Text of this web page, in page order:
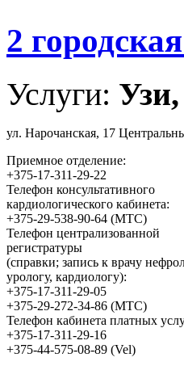
2
Услуги:
ул. Нарочанская, 17
Приемное отделение:
+375-17-311-29-22
Телефон консультативного
кардиологического кабинета:
+375-29-538-90-64 (МТС)
Телефон централизованной
регистратуры
(справки; запись к врачу
урологу, кардиологу):
+375-17-311-29-05
+375-29-272-34-86 (МТС)
Телефон кабинета платных
+375-17-311-29-16
+375-44-575-08-89 (Vel)